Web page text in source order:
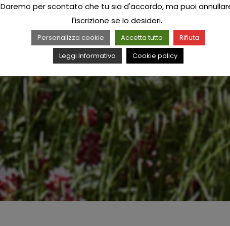
Daremo per scontato che tu sia d'accordo, ma puoi
l'iscrizione se lo desideri.
Personalizza cookie Accetta tutto
Rifiuta
Leggi Informativa
Cookie policy